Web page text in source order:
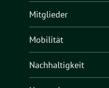
Mitglieder
Mobilität
Nachhaltigkeit